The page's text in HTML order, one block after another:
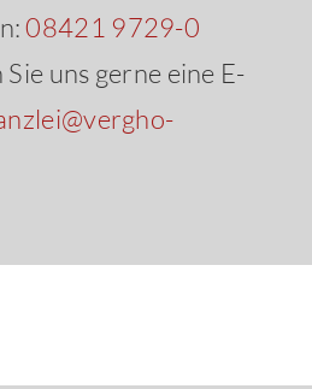
08421 9729-0
uns gerne eine E-